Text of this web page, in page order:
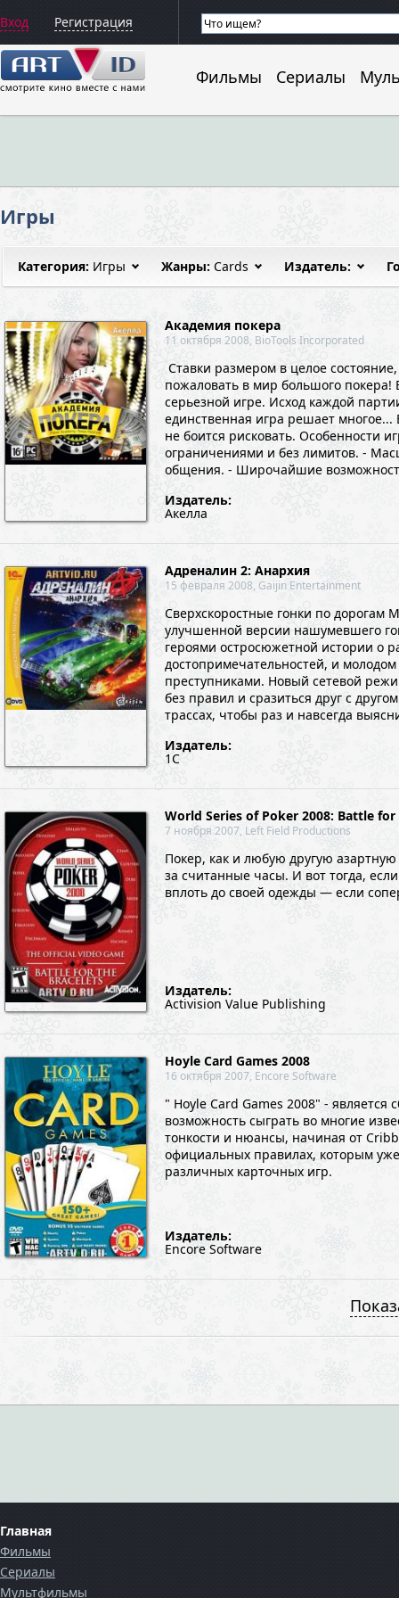
Вход Регистрация
Фильмы Сериалы
Игры
Категория: Игры Жанры: Cards Издатель:
Академия покера
11 октября 2008, BioTools Incorporated
Ставки размером в целое
пожаловать в мир большого покера!
серьезной игре. Исход каждой
единственная игра решает
не боится рисковать. Особенности
ограничениями и без лимитов. -
общения. - Широчайшие
Издатель:
Акелла
Адреналин 2: Анархия
15 февраля 2008, Gaijin Entertainment
Сверхскоростные гонки по дорогам
улучшенной версии нашумевшего
героями остросюжетной истории о
достопримечательностей, и
преступниками. Новый сетевой
без правил и сразиться друг с
трассах, чтобы раз и навсегда
Издатель:
1С
World Series of Poker 2008: Battle
7 ноября 2007, Left Field Productions
Покер, как и любую другую
за считанные часы. И вот тогда,
вплоть до своей одежды — если
Издатель:
Activision Value Publishing
Hoyle Card Games 2008
16 октября 2007, Encore Software
" Hoyle Card Games 2008" -
возможность сыграть во многие
тонкости и нюансы, начиная от
официальных правилах, которым
различных карточных игр.
Издатель:
Encore Software
Главная
Фильмы
Сериалы
Мультфильмы